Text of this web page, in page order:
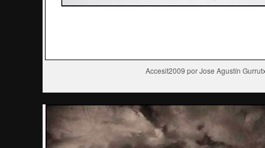
Accesit2009 por Jose Agustín